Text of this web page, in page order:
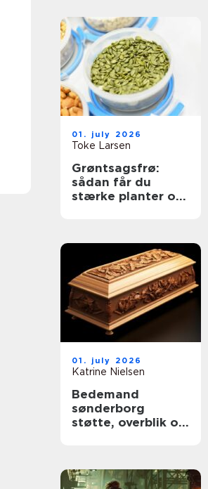
01. july 2026
Toke Larsen
Grøntsagsfrø:
sådan får du
stærke planter og
01. july 2026
Katrine Nielsen
Bedemand
sønderborg
støtte, overblik og